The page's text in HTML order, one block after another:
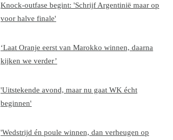
Knock-outfase begint: 'Schrijf Argentinië maar op
voor halve finale'
‘Laat Oranje eerst van Marokko winnen, daarna
kijken we verder’
'Uitstekende avond, maar nu gaat WK écht
beginnen'
'Wedstrijd én poule winnen, dan verheugen op